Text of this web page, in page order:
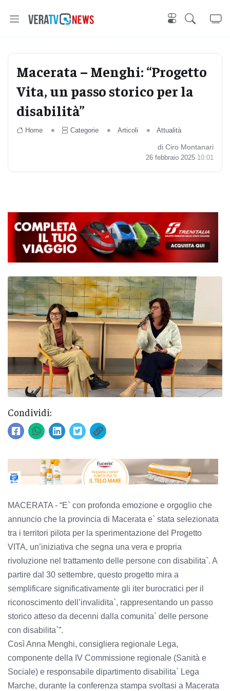
Macerata – Menghi: “Progetto
Vita, un passo storico per la
disabilità”
Home Categorie Articoli Attualità
di Ciro Montanari
26 febbraio 2025 10:01
Condividi:
MACERATA - “E` con profonda emozione e orgoglio che
annuncio che la provincia di Macerata e` stata selezionata
tra i territori pilota per la sperimentazione del Progetto
VITA, un’iniziativa che segna una vera e propria
rivoluzione nel trattamento delle persone con disabilita`. A
partire dal 30 settembre, questo progetto mira a
semplificare significativamente gli iter burocratici per il
riconoscimento dell’invalidita`, rappresentando un passo
storico atteso da decenni dalla comunita` delle persone
con disabilita`”.
Così Anna Menghi, consigliera regionale Lega,
componente della IV Commissione regionale (Sanità e
Sociale) e responsabile dipartimento disabilita` Lega
Marche, durante la conferenza stampa svoltasi a Macerata